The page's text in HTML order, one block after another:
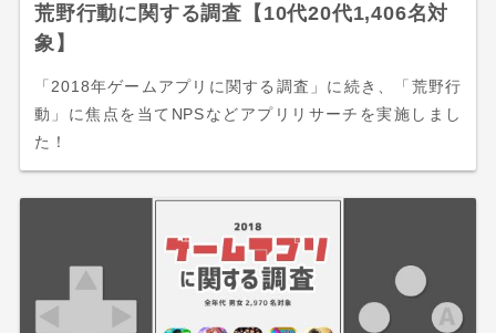
荒野行動に関する調査【10代20代1,406名対
象】
「2018年ゲームアプリに関する調査」に続き、「荒野行
動」に焦点を当てNPSなどアプリリサーチを実施しまし
た！